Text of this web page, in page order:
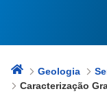
Geologia